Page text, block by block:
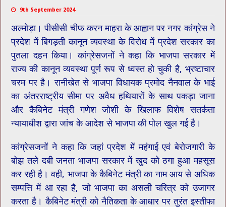
9th September 2024
अल्मोड़ा। पीसीसी चीफ करन माहरा के आह्वान पर नगर कांग्रेस ने
प्रदेश में बिगड़ती कानून व्यवस्था के विरोध में प्रदेश सरकार का
पुतला दहन किया। कांग्रेसजनों ने कहा कि भाजपा सरकार में
राज्य की कानून व्यवस्था पूर्ण रूप से ध्वस्त हो चुकी है, भ्रष्टाचार
चरम पर है। रानीखेत से भाजपा विधायक प्रमोद नैनवाल के भाई
का अंतरराष्ट्रीय सीमा पर अवैध हथियारों के साथ पकड़ा जाना
और कैबिनेट मंत्री गणेश जोशी के खिलाफ विशेष सतर्कता
न्यायाधीश द्वारा जांच के आदेश से भाजपा की पोल खुल गई है।
कांग्रेसजनों ने कहा कि जहां प्रदेश में महंगाई एवं बेरोजगारी के
बोझ तले दबी जनता भाजपा सरकार में खुद को ठगा हुआ महसूस
कर रही है। वही, भाजपा के कैबिनेट मंत्री का नाम आय से अधिक
सम्पत्ति में आ रहा है, जो भाजपा का असली चरित्र को उजागर
करता है। कैबिनेट मंत्री को नैतिकता के आधार पर तुरंत इस्तीफा